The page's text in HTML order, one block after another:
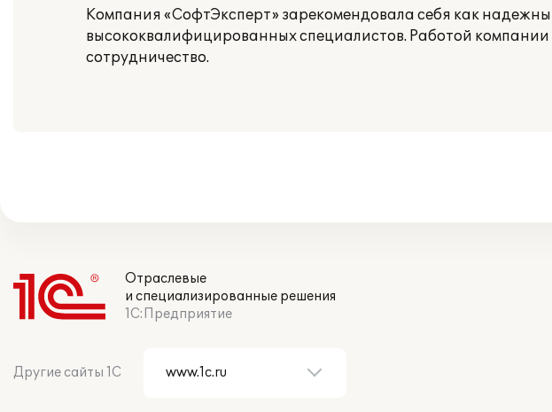
Компания «СофтЭксперт» зарекомендовала себя как
высококвалифицированных специалистов. Работой
сотрудничество.
Отраслевые
и специализированные решения
1С:Предприятие
Другие сайты 1С